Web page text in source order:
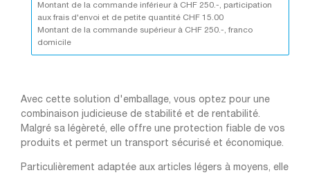
Montant de la commande inférieur à CHF 250.-, participation
aux frais d'envoi et de petite quantité CHF 15.00
Montant de la commande supérieur à CHF 250.-, franco
domicile
Avec cette solution d'emballage, vous optez pour une
combinaison judicieuse de stabilité et de rentabilité.
Malgré sa légèreté, elle offre une protection fiable de vos
produits et permet un transport sécurisé et économique.
Particulièrement adaptée aux articles légers à moyens, elle